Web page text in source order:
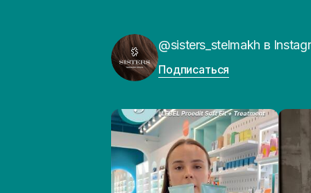
@sisters_stelmakh в
Подписаться